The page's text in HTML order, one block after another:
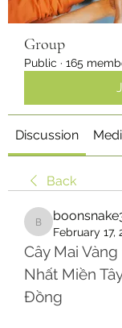
Group
Public · 165
Discussion
Back
boonsnake3
February 17,
Cây Mai
Nhất Miền
Đồng